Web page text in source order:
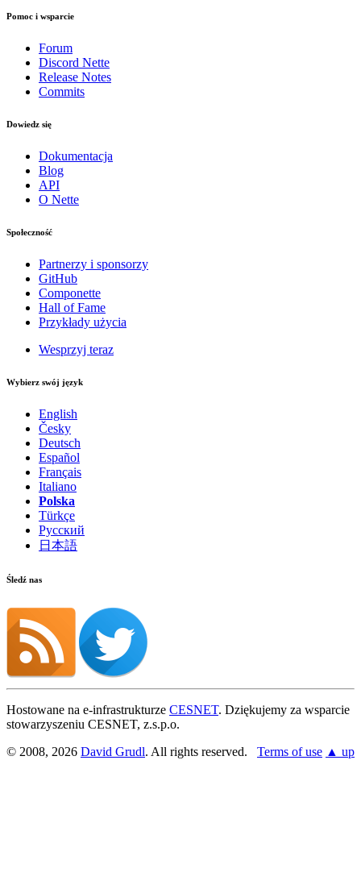
Pokaż na GitHubie
Zgłoś problem z tą stroną na GitHubie
Pomoc i wsparcie
Forum
Discord Nette
Release Notes
Commits
Dowiedz się
Dokumentacja
Blog
API
O Nette
Społeczność
Partnerzy i sponsorzy
GitHub
Componette
Hall of Fame
Przykłady użycia
Wesprzyj teraz
Wybierz swój język
English
Česky
Deutsch
Español
Français
Italiano
Polska
Türkçe
Русский
日本語
Śledź nas
Hostowane na e-infrastrukturze CESNET. Dziękujemy za wsparcie
stowarzyszeniu CESNET, z.s.p.o.
© 2008, 2026 David Grudl. All rights reserved. Terms of use ▲ up